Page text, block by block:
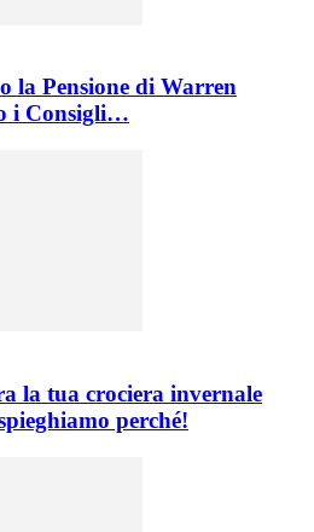
la Pensione di Warren
i Consigli…
la tua crociera invernale
perché!